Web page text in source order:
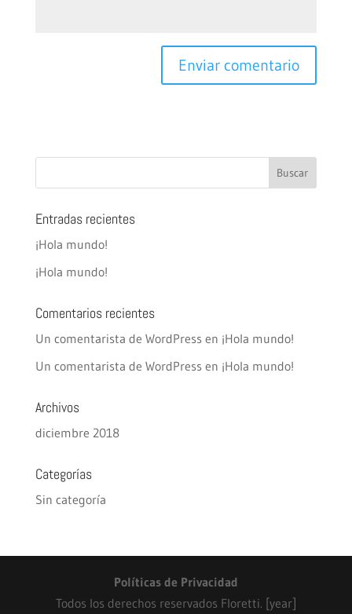
Entradas recientes
¡Hola mundo!
¡Hola mundo!
Comentarios recientes
Un comentarista de WordPressen ¡Hola mundo!
Un comentarista de WordPressen ¡Hola mundo!
Archivos
diciembre 2018
Categorías
Sin categoría
Políticas de Privacidad
Todos los derechos reservados Floretti. [year]